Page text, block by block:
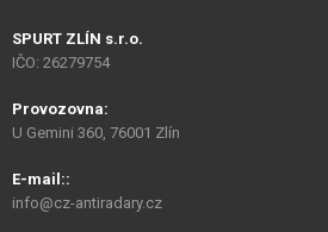
SPURT ZLÍN s.r.o.
IČO: 26279754
Provozovna:
U Gemini 360, 76001 Zlín
E-mail::
info@cz-antiradary.cz